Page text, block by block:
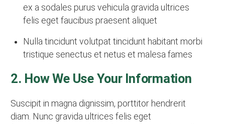
ex a sodales purus vehicula gravida ultrices
felis eget faucibus praesent aliquet
Nulla tincidunt volutpat tincidunt habitant morbi
tristique senectus et netus et malesa fames
2. How We Use Your Information
Suscipit in magna dignissim, porttitor hendrerit
diam. Nunc gravida ultrices felis eget